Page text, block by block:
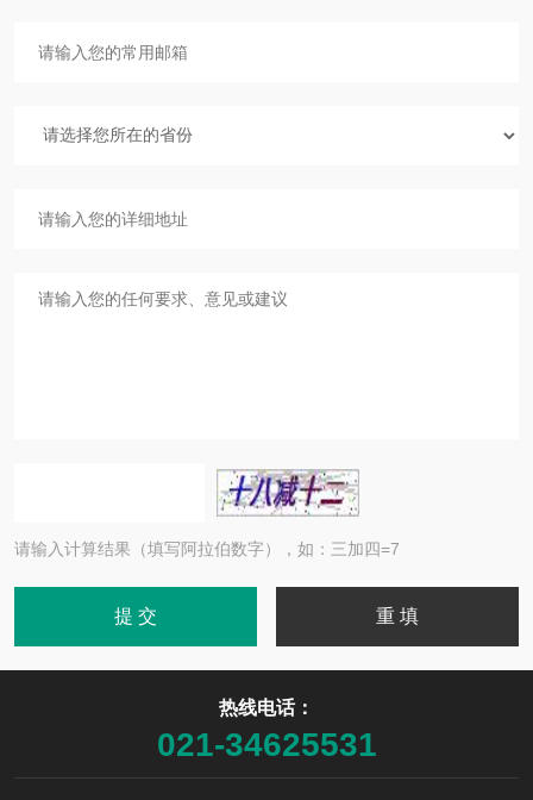
请输入计算结果（填写阿拉伯数字），如：三加四=7
热线电话：
021-34625531